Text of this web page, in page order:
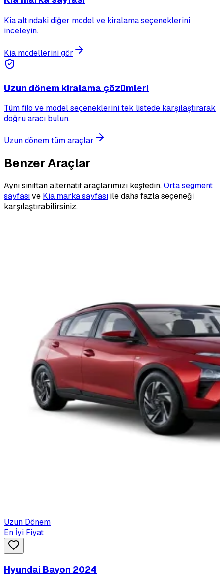
Kia altındaki diğer model ve kiralama seçeneklerini
inceleyin.
Kia modellerini gör
Uzun dönem kiralama çözümleri
Tüm filo ve model seçeneklerini tek listede karşılaştırarak
doğru aracı bulun.
Uzun dönem tüm araçlar
Benzer Araçlar
Aynı sınıftan alternatif araçlarımızı keşfedin.Orta segment
sayfasıve Kia marka sayfası ile daha fazla seçeneği
karşılaştırabilirsiniz.
Uzun Dönem
En İyi Fiyat
Hyundai Bayon 2024